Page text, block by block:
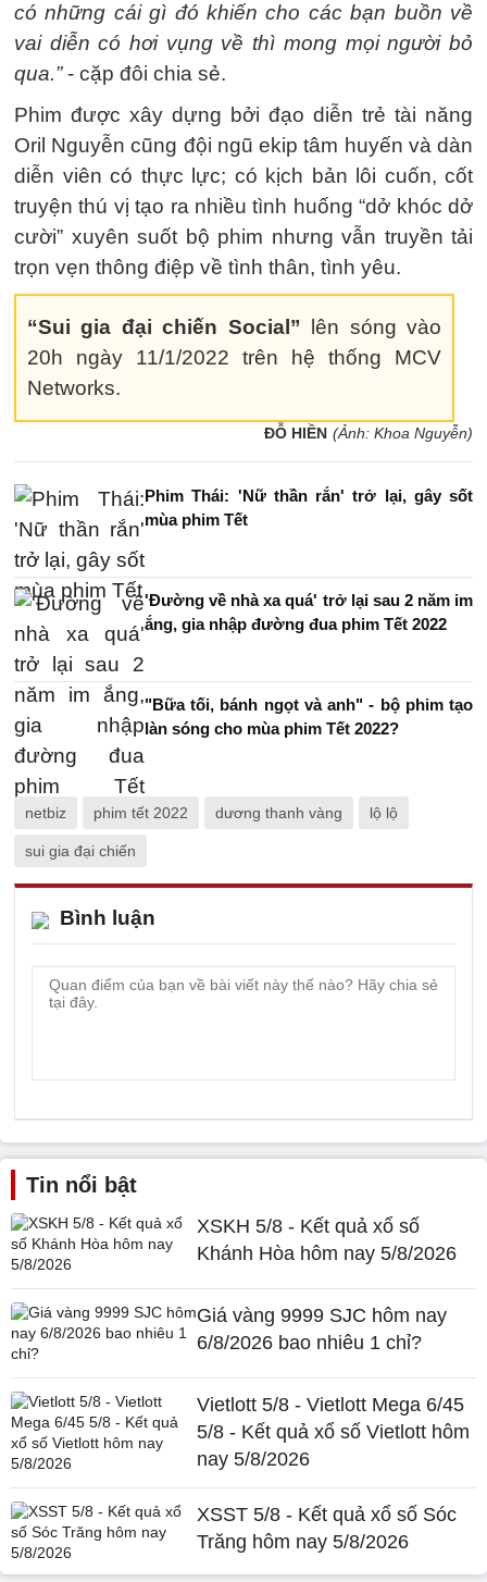
có những cái gì đó khiến cho các bạn buồn về
vai diễn có hơi vụng về thì mong mọi người bỏ
qua.”- cặp đôi chia sẻ.
Phim được xây dựng bởi đạo diễn trẻ tài năng
Oril Nguyễn cũng đội ngũ ekip tâm huyến và dàn
diễn viên có thực lực; có kịch bản lôi cuốn, cốt
truyện thú vị tạo ra nhiều tình huống “dở khóc dở
cười” xuyên suốt bộ phim nhưng vẫn truyền tải
trọn vẹn thông điệp về tình thân, tình yêu.
“Sui gia đại chiến Social” lên sóng vào
20h ngày 11/1/2022 trên hệ thống MCV
Networks.
ĐỖ HIỀN (Ảnh: Khoa Nguyễn)
Phim Thái: 'Nữ thần rắn' trở lại, gây sốt
mùa phim Tết
'Đường về nhà xa quá' trở lại sau 2 năm im
ắng, gia nhập đường đua phim Tết 2022
"Bữa tối, bánh ngọt và anh" - bộ phim tạo
làn sóng cho mùa phim Tết 2022?
netbiz phim tết 2022 dương thanh vàng lộ lộ
sui gia đại chiến
Bình luận
Tin nổi bật
XSKH 5/8 - Kết quả xổ số
Khánh Hòa hôm nay 5/8/2026
Giá vàng 9999 SJC hôm nay
6/8/2026 bao nhiêu 1 chỉ?
Vietlott 5/8 - Vietlott Mega 6/45
5/8 - Kết quả xổ số Vietlott hôm
nay 5/8/2026
XSST 5/8 - Kết quả xổ số Sóc
Trăng hôm nay 5/8/2026